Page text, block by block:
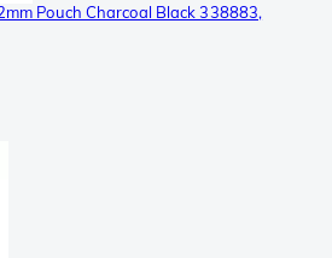
Pouch Charcoal Black 338883,